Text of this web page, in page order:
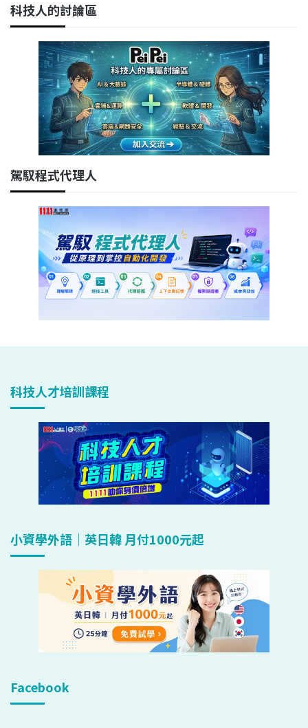
科技人的討論區
駕馭程式代理人
科技人才培訓課程
小資學外語｜英日韓 月付1000元起
Facebook